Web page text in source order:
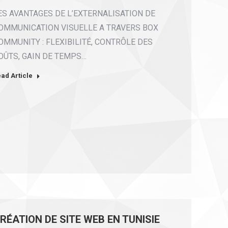
AVANTAGES DE L’EXTERNALISATION DE
VISUELLE A TRAVERS BOX
: FLEXIBILITÉ, CONTRÔLE DES
GAIN DE TEMPS…
Article
DE SITE WEB EN TUNISIE